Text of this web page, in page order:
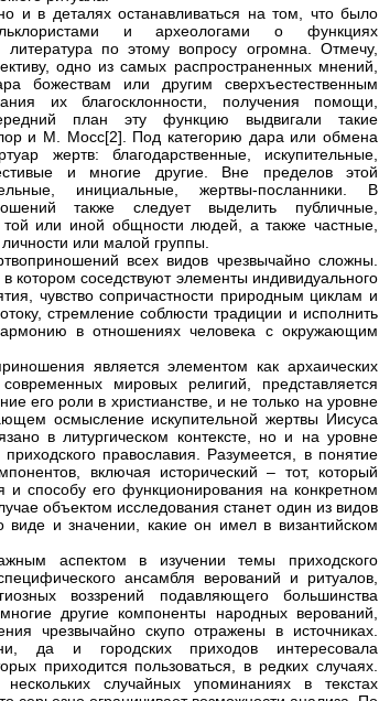
и в деталях останавливаться на том, что было
и археологами о функциях
по этому вопросу огромна. Отмечу,
одно из самых распространенных мнений,
божествам или другим сверхъестественным
их благосклонности, получения помощи,
план эту функцию выдвигали такие
и М. Мосс[2]. Под категорию дара или обмена
жертв: благодарственные, искупительные,
и многие другие. Вне пределов этой
инициальные, жертвы-посланники. В
также следует выделить публичные,
или иной общности людей, а также частные,
или малой группы.
всех видов чрезвычайно сложны.
котором соседствуют элементы индивидуального
чувство сопричастности природным циклам и
стремление соблюсти традиции и исполнить
в отношениях человека с окружающим
является элементом как архаических
мировых религий, представляется
его роли в христианстве, и не только на уровне
осмысление искупительной жертвы Иисуса
в литургическом контексте, но и на уровне
православия. Разумеется, в понятие
включая исторический – тот, который
и способу его функционирования на конкретном
объектом исследования станет один из видов
и значении, какие он имел в византийском
аспектом в изучении темы приходского
ансамбля верований и ритуалов,
воззрений подавляющего большинства
другие компоненты народных верований,
чрезвычайно скупо отражены в источниках.
да и городских приходов интересовала
приходится пользоваться, в редких случаях.
случайных упоминаниях в текстах